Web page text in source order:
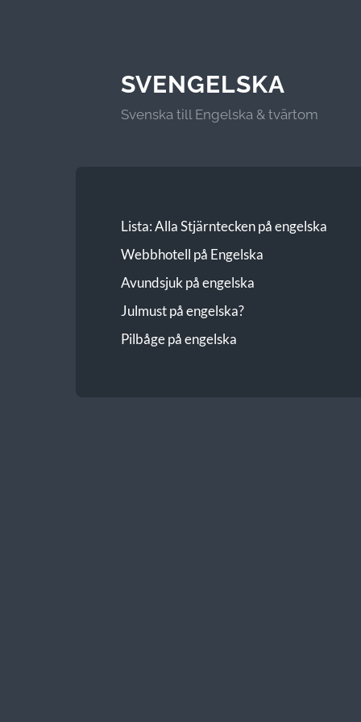
SVENGELSKA
Svenska till Engelska & tvärtom
Lista: Alla Stjärntecken på engelska
Webbhotell på Engelska
Avundsjuk på engelska
Julmust på engelska?
Pilbåge på engelska